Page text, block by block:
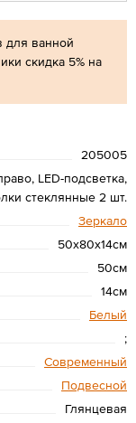
для ванной
скидка 5% на
205005
LED-подсветка,
стеклянные 2 шт.
Зеркало
50х80х14см
50см
14см
Белый
;
Современный
Подвесной
Глянцевая